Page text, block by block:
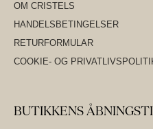
OM CRISTELS
HANDELSBETINGELSER
RETURFORMULAR
COOKIE- OG
BUTIKKENS